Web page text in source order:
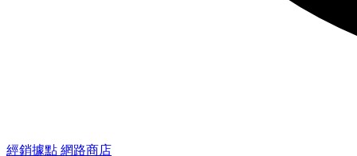
經銷據點 網路商店